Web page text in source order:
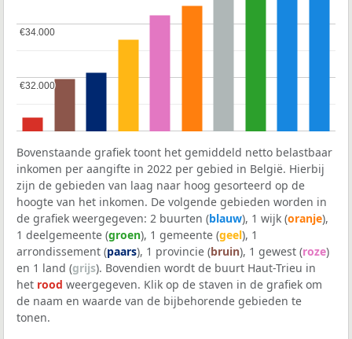
€32.000
€32.000
€34.000
€34.000
Bovenstaande grafiek toont het gemiddeld netto belastbaar
inkomen per aangifte in 2022 per gebied in België. Hierbij
zijn de gebieden van laag naar hoog gesorteerd op de
hoogte van het inkomen. De volgende gebieden worden in
de grafiek weergegeven: 2 buurten (blauw), 1 wijk (oranje),
1 deelgemeente (groen), 1 gemeente (geel), 1
arrondissement (paars), 1 provincie (bruin), 1 gewest (roze)
en 1 land (grijs). Bovendien wordt de buurt Haut-Trieu in
het rood weergegeven. Klik op de staven in de grafiek om
de naam en waarde van de bijbehorende gebieden te
tonen.